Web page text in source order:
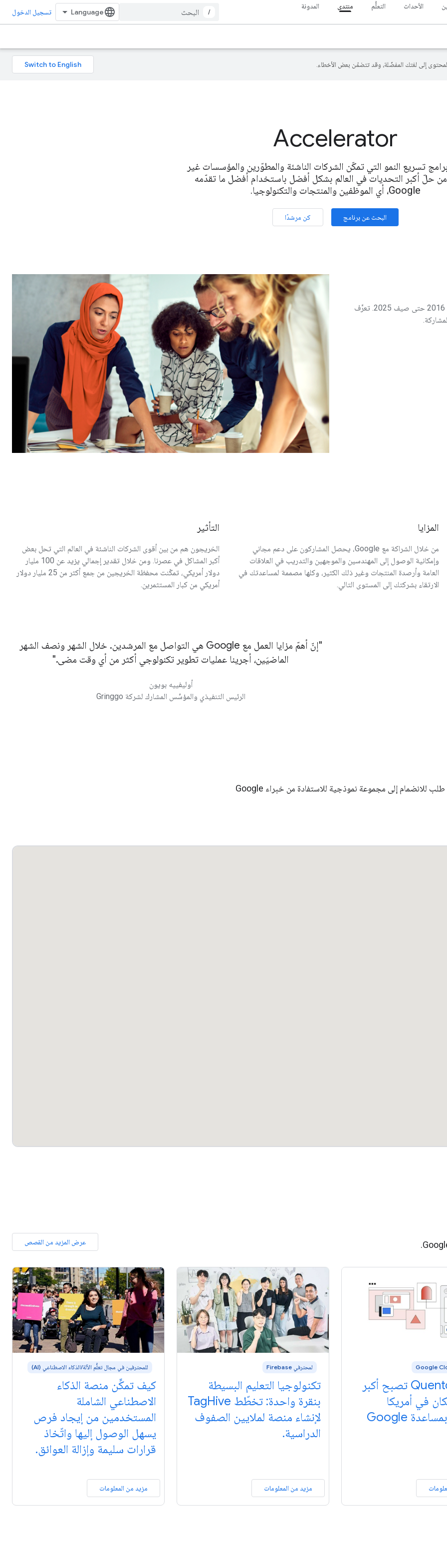
الأحداث التعلُّم منتدى المدونة
/ تسجيل الدخول
Accelerator
تسريع النمو التي تمكّن الشركات الناشئة والمطوّرين والمؤسسات غير
من حلّ أكبر التحديات في العالم بشكل أفضل باستخدام أفضل ما تقدّمه
Google، أي الموظفين والمنتجات والتكنولوجيا.
البحث عن برنامج كن مرشدًا
يتضمّن الإصدار الثاني من "تقرير تأثير برنامج Accelerator" بيانات من عام 2016 حتى صيف 2025. تعرَّف
المزايا
من خلال الشراكة مع Google، يحصل المشاركون على دعم مجاني
وإمكانية الوصول إلى المهندسين والموجهين والتدريب في العلاقات
العامة وأرصدة المنتجات وغير ذلك الكثير، وكلها مصممة لمساعدتك في
الارتقاء بشركتك إلى المستوى التالي.
التأثير
الخريجون هم من بين أقوى الشركات الناشئة في العالم التي تحل بعض
أكبر المشاكل في عصرنا. ومن خلال تقدير إجمالي يزيد عن 100 مليار
دولار أمريكي، تمكّنت محفظة الخريجين من جمع أكثر من 25 مليار دولار
أمريكي من كبار المستثمرين.
إنّ أهمّ مزايا العمل مع Google هي التواصل مع المرشدين. خلال الشهر ونصف الشهر
الماضيَين، أجرينا عمليات تطوير تكنولوجي أكثر من أي وقت مضى.
أوليفييه بويون
الرئيس التنفيذي والمؤسِّس المشارك لشركة Gringgo
البحث عن برامج تسريع الأعمال في أي مكان في العالم يمكنك تقديم طلب للانضمام إلى مجموعة نموذجية للاستفادة من خبراء Google
عرض المزيد من القصص
QuentoAndar تصبح أكبر
في أمريكا
اللاتينية بمساعدة Google
لمحترفي Firebase
تكنولوجيا التعليم البسيطة
بنقرة واحدة: تخطّط TagHive
لإنشاء منصة لملايين الصفوف
الدراسية.
مزيد من المعلومات
للمحترفين في مجال تعلُّم الآلة/الذكاء الاصطناعي (AI)
كيف تمكِّن منصة الذكاء
الاصطناعي الشاملة
المستخدمين من إيجاد فرص
يسهل الوصول إليها واتّخاذ
قرارات سليمة وإزالة العوائق.
مزيد من المعلومات